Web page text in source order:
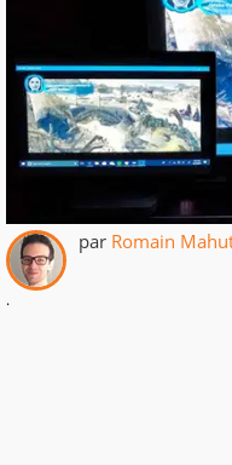
par Romain
.